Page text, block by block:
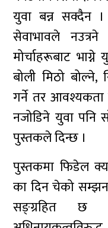
युवा बन्न सक्दैन ।
सेवाभावले
मोर्चाहरूबाट
बोली मिठो बोल्ने,
गर्ने तर आवश्यकता
नजोडिने युवा पनि
पुस्तकले दिन्छ ।
पुस्तकमा फिडेल
का दिन चेको
सङ्ग्रहित छ